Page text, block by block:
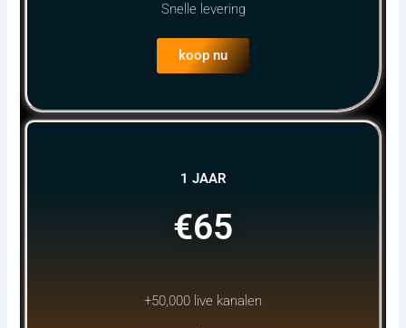
Snelle levering
koop nu
1 JAAR
€65
+50,000 live kanalen